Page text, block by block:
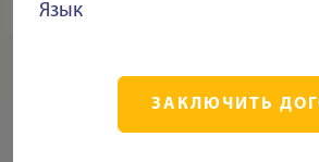
Язык
ЗАКЛЮЧИТЬ